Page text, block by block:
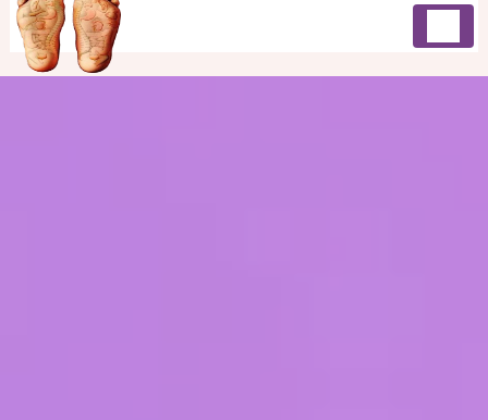
Panneau de gestion des cookies